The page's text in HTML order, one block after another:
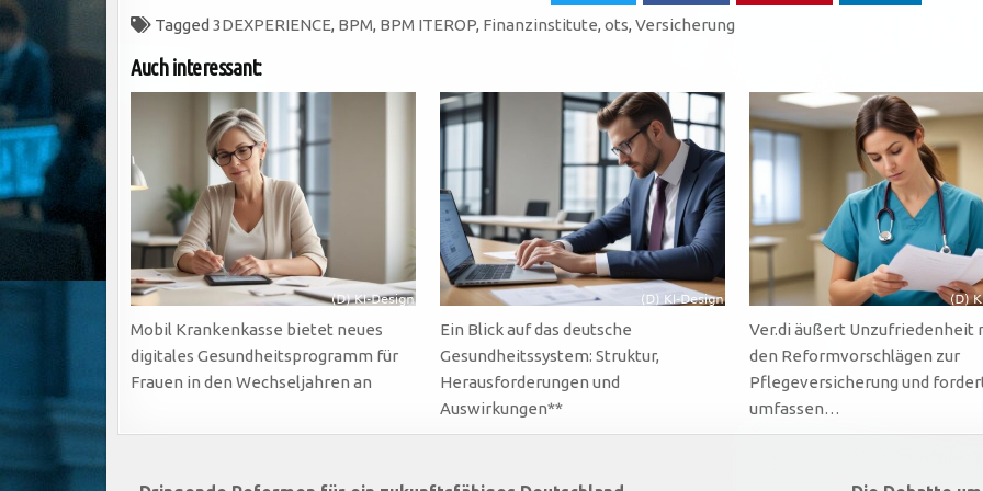
Tagged 3DEXPERIENCE, BPM, BPM ITEROP, Finanzinstitute, ots, Versicherung
Auch interessant:
Mobil Krankenkasse bietet neues
digitales Gesundheitsprogramm für
Frauen in den Wechseljahren an
Ein Blick auf das deutsche
Gesundheitssystem: Struktur,
Herausforderungen und
Auswirkungen**
Ver.di äußert Unzufriedenheit
den Reformvorschlägen zur
Pflegeversicherung und
umfassen…